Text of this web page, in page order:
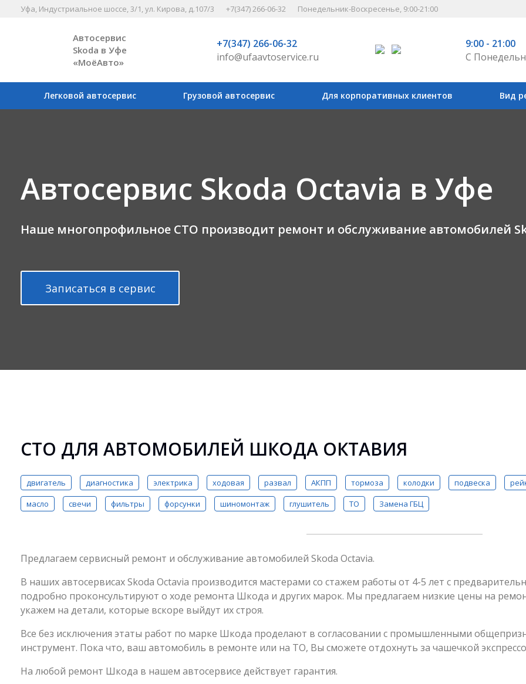
Уфа, Индустриальное шоссе, 3/1, ул. Кирова, д.107/3 +7(347) 266-06-32 Понедельник-Воскресенье, 9:00-21:00
Автосервис
Skoda в Уфе
«МоёАвто»
+7(347) 266-06-32
info@ufaavtoservice.ru
9:00 - 21:00
С
Легковой автосервис Грузовой автосервис Для корпоративных клиентов Вид
Автосервис Skoda Octavia в Уфе
Наше многопрофильное СТО производит ремонт и обслуживание автомобилей
Записаться в сервис
СТО ДЛЯ АВТОМОБИЛЕЙ ШКОДА ОКТАВИЯ
двигатель диагностика электрика ходовая развал АКПП тормоза колодки подвеска
масло
свечи фильтры форсунки шиномонтаж глушитель ТО Замена ГБЦ
Предлагаем сервисный ремонт и обслуживание автомобилей Skoda Octavia.
В наших автосервисах Skoda Octavia производится мастерами со стажем работы от 4-5 лет с
подробно проконсультируют о ходе ремонта Шкода и других марок. Мы предлагаем низкие цены на
укажем на детали, которые вскоре выйдут их строя.
Все без исключения этаты работ по марке Шкода проделают в согласовании с промышленными
инструмент. Пока что, ваш автомобиль в ремонте или на ТО, Вы сможете отдохнуть за чашечкой
На любой ремонт Шкода в нашем автосервисе действует гарантия.